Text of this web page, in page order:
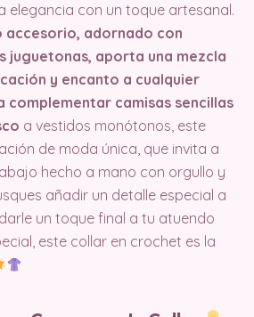
elegancia con un toque artesanal.
accesorio, adornado con
juguetonas, aporta una mezcla
y encanto a cualquier
complementar camisas sencillas
a vestidos monótonos, este
de moda única, que invita a
hecho a mano con orgullo y
añadir un detalle especial a
un toque final a tu atuendo
este collar en crochet es la